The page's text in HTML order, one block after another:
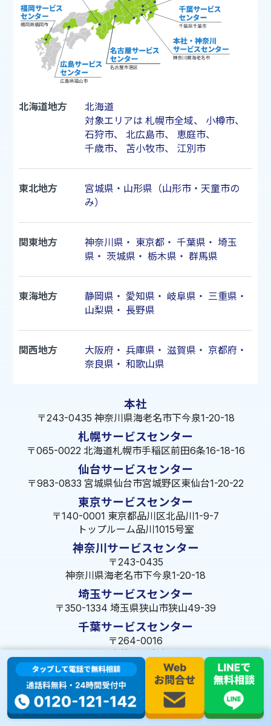
北海道地方
北海道
対象エリアは 札幌市全域、 小樽市、
石狩市、 北広島市、 恵庭市、
千歳市、 苫小牧市、 江別市
東北地方
宮城県・山形県（山形市・天童市の
み）
関東地方 神奈川県 ・ 東京都・ 千葉県 ・ 埼玉
県 ・ 茨城県 ・ 栃木県 ・ 群馬県
東海地方 静岡県 ・ 愛知県 ・ 岐阜県 ・ 三重県 ・
山梨県 ・ 長野県
関西地方 大阪府 ・ 兵庫県 ・ 滋賀県 ・ 京都府 ・
奈良県 ・ 和歌山県
本社
〒243-0435 神奈川県海老名市下今泉1-20-18
札幌サービスセンター
〒065-0022 北海道札幌市手稲区前田6条16-18-16
仙台サービスセンター
〒983-0833 宮城県仙台市宮城野区東仙台1-20-22
東京サービスセンター
〒140-0001 東京都品川区北品川1-9-7
トップルーム品川1015号室
神奈川サービスセンター
〒243-0435
神奈川県海老名市下今泉1-20-18
埼玉サービスセンター
〒350-1334 埼玉県狭山市狭山49-39
千葉サービスセンター
〒264-0016
千葉県千葉市若葉区大宮町1288-7
茨城サービスセンター
〒309-1717 茨城県笠間市旭町322-2 102号
長野サービスセンター
〒380-0921 長野県長野市大字栗田653-141 皐月ビル